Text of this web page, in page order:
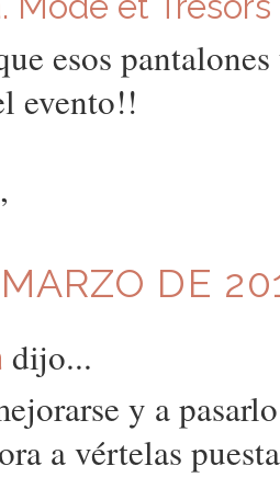
esos
evento!!
DE
dijo...
y a
a vértelas